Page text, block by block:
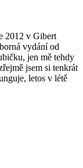
2012 v Gibert
vydání od
jen mě tehdy
jsem si tenkrát
letos v létě